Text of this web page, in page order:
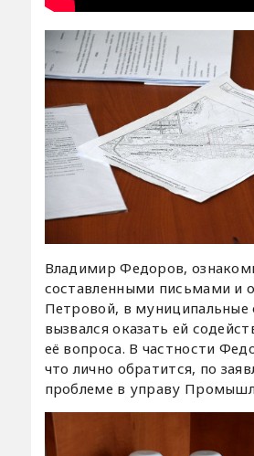
Владимир Федоров,
составленными письмами и
Петровой, в муниципальные
вызвался оказать ей
её вопроса. В частности
что лично обратится, по
проблеме в управу